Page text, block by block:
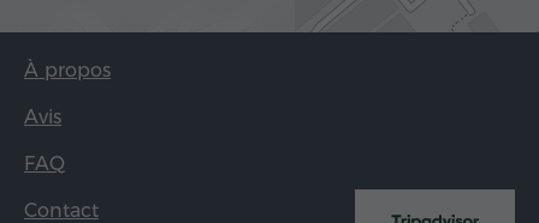
À propos
Avis
FAQ
Contact